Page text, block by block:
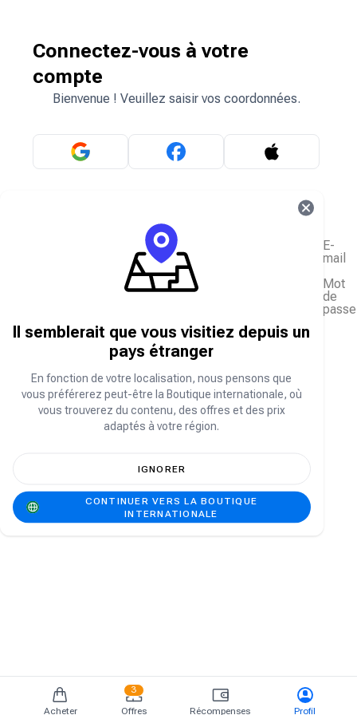
Acheter
3
Offres
Récompenses Profil
Connectez-vous à votre
compte
Bienvenue ! Veuillez saisir vos coordonnées.
E-
mail
Mot
de
passe
Se connecter
Il semblerait que vous visitiez depuis un
pays étranger
En fonction de votre localisation, nous pensons que
vous préférerez peut-être la Boutique internationale, où
vous trouverez du contenu, des offres et des prix
adaptés à votre région.
IGNORER
CONTINUER VERS LA BOUTIQUE
INTERNATIONALE